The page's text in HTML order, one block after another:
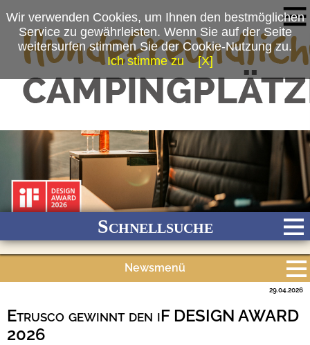
Schnellsuche
Newsmenü
Campingplätze
Etrusco gewinnt den iF DESIGN AWARD
2026
29.04.2026
Wir verwenden Cookies, um Ihnen den bestmöglichen
Service zu gewährleisten. Wenn Sie auf der Seite
weitersurfen stimmen Sie der Cookie-Nutzung zu.
Ich stimme zu
[X]